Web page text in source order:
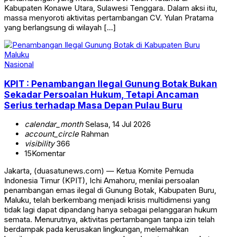
Kabupaten Konawe Utara, Sulawesi Tenggara. Dalam aksi itu,
massa menyoroti aktivitas pertambangan CV. Yulan Pratama
yang berlangsung di wilayah […]
Nasional
KPIT : Penambangan Ilegal Gunung Botak Bukan
Sekadar Persoalan Hukum, Tetapi Ancaman
Serius terhadap Masa Depan Pulau Buru
calendar_monthSelasa, 14 Jul 2026
account_circleRahman
visibility366
15Komentar
Jakarta, (duasatunews.com) — Ketua Komite Pemuda
Indonesia Timur (KPIT), Ichi Amahoru, menilai persoalan
penambangan emas ilegal di Gunung Botak, Kabupaten Buru,
Maluku, telah berkembang menjadi krisis multidimensi yang
tidak lagi dapat dipandang hanya sebagai pelanggaran hukum
semata. Menurutnya, aktivitas pertambangan tanpa izin telah
berdampak pada kerusakan lingkungan, melemahkan